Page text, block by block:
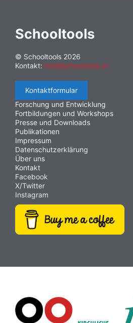
Schooltools
© Schooltools 2026
Kontakt: info@schooltools.at
Kontaktformular
Forschung und Entwicklung
Fortbildungen und Workshops
Presse und Downloads
Publikationen
Impressum
Datenschutzerklärung
Über uns
Kontakt
Facebook
X/Twitter
Instagram